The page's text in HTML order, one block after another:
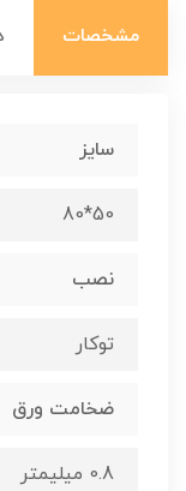
مشخصات
سایز
50*80
نصب
توکار
ضخامت ورق
0.8 میلیمتر